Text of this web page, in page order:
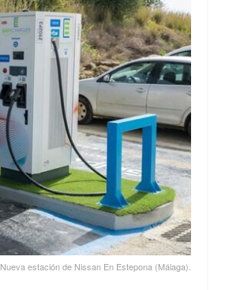
Nueva estación de Nissan En Estepona (Málaga).